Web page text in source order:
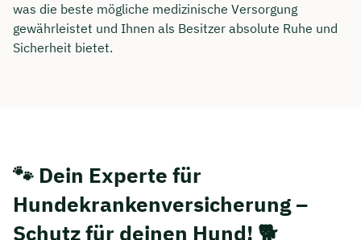
was die beste mögliche medizinische Versorgung
gewährleistet und Ihnen als Besitzer absolute Ruhe und
Sicherheit bietet.
🐾 Dein Experte für
Hundekrankenversicherung –
Schutz für deinen Hund! 🐕